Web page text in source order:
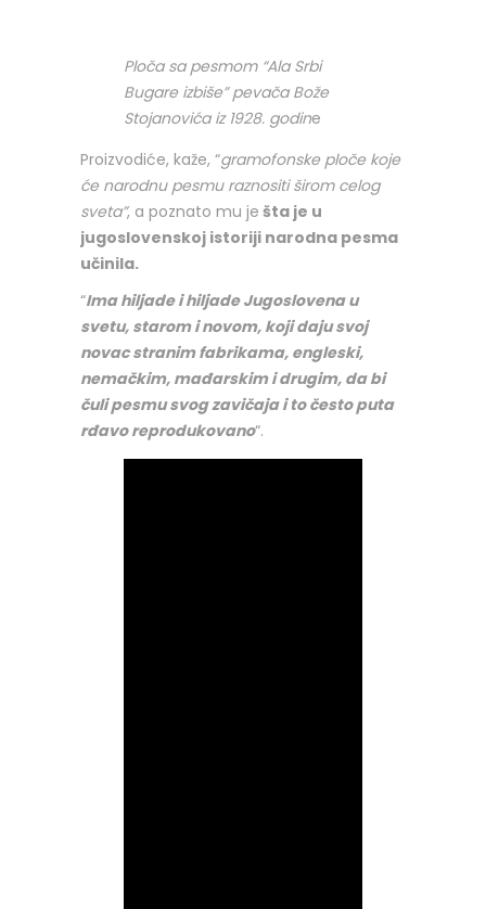
Ploča sa pesmom “Ala Srbi
Bugare izbiše” pevača Bože
Stojanovića iz 1928. godine
Proizvodiće, kaže, “gramofonske ploče koje
će narodnu pesmu raznositi širom celog
sveta”, a poznato mu je šta je u
jugoslovenskoj istoriji narodna pesma
učinila.
“Ima hiljade i hiljade Jugoslovena u
svetu, starom i novom, koji daju svoj
novac stranim fabrikama, engleski,
nemačkim, mađarskim i drugim, da bi
čuli pesmu svog zavičaja i to često puta
rđavo reprodukovano“.